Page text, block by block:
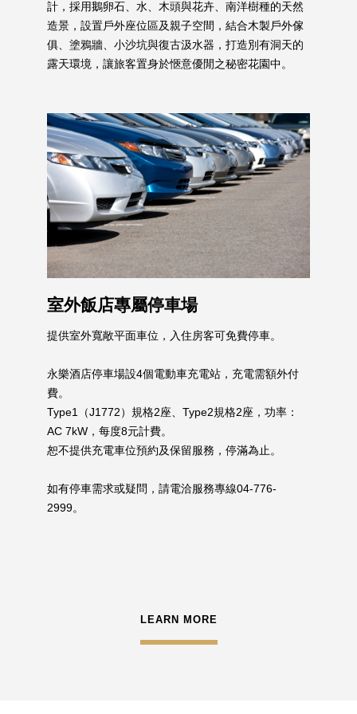
計，採用鵝卵石、水、木頭與花卉、南洋樹種的天然
造景，設置戶外座位區及親子空間，結合木製戶外傢
俱、塗鴉牆、小沙坑與復古汲水器，打造別有洞天的
露天環境，讓旅客置身於愜意優閒之秘密花園中。
室外飯店專屬停車場
提供室外寬敞平面車位，入住房客可免費停車。
永樂酒店停車場設4個電動車充電站，充電需額外付
費。
Type1（J1772）規格2座、Type2規格2座，功率：
AC 7kW，每度8元計費。
恕不提供充電車位預約及保留服務，停滿為止。
如有停車需求或疑問，請電洽服務專線04-776-
2999。
LEARN MORE